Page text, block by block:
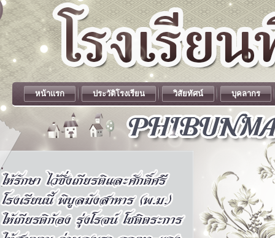
.
.
หน้าแรก ประวัติโรงเรียน วิสัยทัศน์ บุคลากร